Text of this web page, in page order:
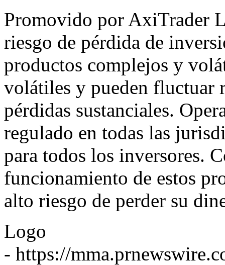
Promovido por AxiTrader
riesgo de pérdida de
productos complejos y
volátiles y pueden fluctuar
pérdidas sustanciales.
regulado en todas las
para todos los inversores.
funcionamiento de estos
alto riesgo de perder su
Logo
- https://